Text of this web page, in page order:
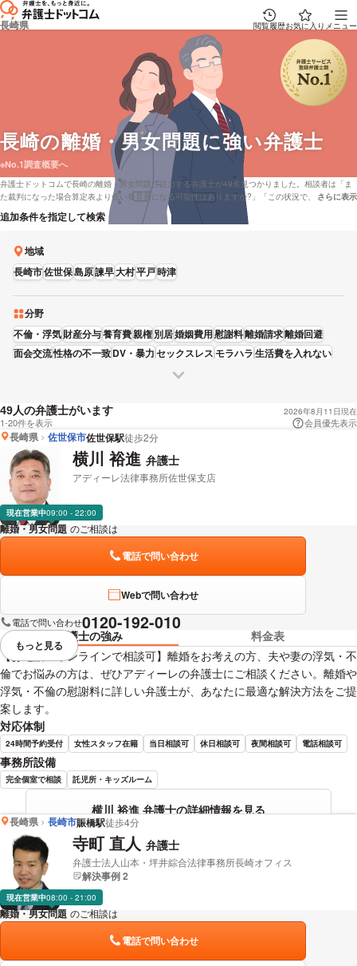
長崎県 閲覧履歴お気に入り メニュー
長崎の離婚・男女問題に強い弁護士
※No.1調査概要へ
弁護士ドットコムで長崎の離婚・男女問題に注力する弁護士が49名見つかりました。相談者は「ま
た裁判になった場合算定表より低い養育費になる可能性はありますか?」「この状況で、親権を取り
戻すことはできるでしょうか。」といった問題をもっております。弁護士ドットコムでは弁護士費
用を分割払いで対応してくれる弁護士や長崎で着手金無料で受け付けしている弁護士といった色々
方などの情報はほとんど調べたけど、長崎周辺の弁護士を費用で比較したい」などの希望にも応じ
ることができます。弁護士の中には「離婚事件の場合、単なる離婚請求のみならず、慰謝料、財産
分与、親権等の様々な問題が発生しますが、トータルでの弁護士費用を、事件の内容をお聞きした
お困りの方は本サイトに登録している全弁護士22,835人から、成功報酬金額や報酬基準などの希望
を踏まえて、自身にあう弁護士、法律事務所に相談をしてみることもご検討ください。
説明文の
さらに表示
追加条件を指定して検索
地域
長崎市佐世保島原諫早大村平戸時津
分野
不倫・浮気財産分与養育費親権別居婚姻費用慰謝料離婚請求離婚回避
面会交流性格の不一致DV・暴力セックスレス モラハラ生活費を入れない
親族関係
49人の弁護士がいます 2026年8月11日現在
1-20件を表示 会員優先表示
長崎県 佐世保市佐世保駅徒歩2分
横川 裕進 弁護士
アディーレ法律事務所佐世保支店
現在営業中09:00 - 22:00
離婚・男女問題 のご相談は
電話で問い合わせ
Webで問い合わせ
電話で問い合わせ0120-192-010
弁護士の強み
料金表
【お電話・オンラインで相談可】離婚をお考えの方、夫や妻の浮気・不
倫でお悩みの方は、ぜひアディーレの弁護士にご相談ください。離婚や
浮気・不倫の慰謝料に詳しい弁護士が、あなたに最適な解決方法をご提
案します。
対応体制
24時間予約受付 女性スタッフ在籍 当日相談可 休日相談可 夜間相談可 電話相談可
事務所設備
完全個室で相談 託児所・キッズルーム
横川 裕進 弁護士の詳細情報を見る
視覚的に省略されている要素を
もっと見る
長崎県 長崎市賑橋駅徒歩4分
寺町 直人 弁護士
弁護士法人山本・坪井綜合法律事務所長崎オフィス
解決事例 2
現在営業中08:00 - 21:00
離婚・男女問題 のご相談は
電話で問い合わせ